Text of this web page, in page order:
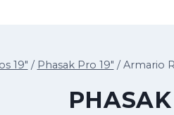
19" / Phasak Pro 19" / Armario